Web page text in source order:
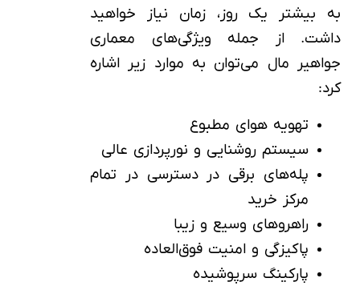
به بیشتر یک روز، زمان نیاز خواهید
داشت. از جمله ویژگی‌های معماری
جواهیر مال می‌توان به موارد زیر اشاره
کرد:
تهویه هوای مطبوع
سیستم روشنایی و نورپردازی عالی
پله‌های برقی در دسترسی در تمام
مرکز خرید
راهروهای وسیع و زیبا
پاکیزگی و امنیت فوق‌العاده
پارکینگ سرپوشیده